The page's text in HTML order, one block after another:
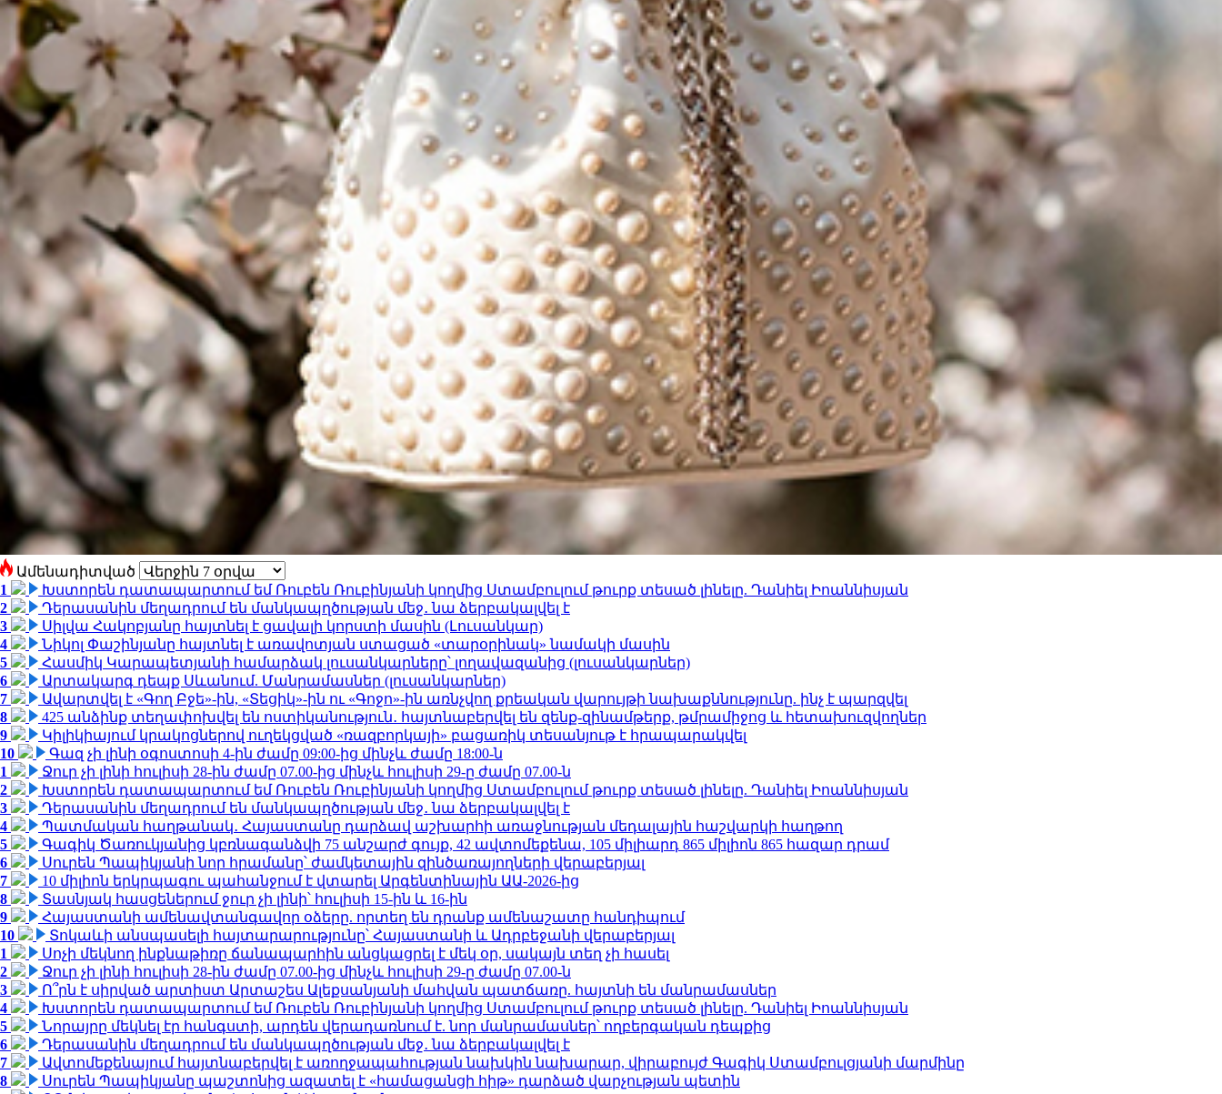
Ամենադիտված
1
Խստորեն դատապարտում եմ Ռուբեն Ռուբինյանի կողմից Ստամբուլում թուրք տեսած լինելը. Դանիել Իոաննիսյան
2
Դերասանին մեղադրում են մանկապղծության մեջ․ նա ձերբակալվել է
3
Սիլվա Հակոբյանը հայտնել է ցավալի կորստի մասին (Լուսանկար)
4
Նիկոլ Փաշինյանը հայտնել է առավոտյան ստացած «տարօրինակ» նամակի մասին
5
Հասմիկ Կարապետյանի համարձակ լուսանկարները՝ լողավազանից (լուսանկարներ)
6
Արտակարգ դեպք Սևանում. Մանրամասներ (լուսանկարներ)
7
Ավարտվել է «Գող Բջե»-ին, «Տեցիկ»-ին ու «Գոջո»-ին առնչվող քրեական վարույթի նախաքննությունը. ինչ է պարզվել
8
425 անձինք տեղափոխվել են ոստիկանություն․ հայտնաբերվել են զենք-զինամթերք, թմրամիջոց և հետախուզվողներ
9
Կիլիկիայում կրակոցներով ուղեկցված «ռազբորկայի» բացառիկ տեսանյութ է հրապարակվել
10
Գազ չի լինի օգոստոսի 4-ին ժամը 09:00-ից մինչև ժամը 18:00-ն
1
Ջուր չի լինի հուլիսի 28-ին ժամը 07.00-ից մինչև հուլիսի 29-ը ժամը 07.00-ն
2
Խստորեն դատապարտում եմ Ռուբեն Ռուբինյանի կողմից Ստամբուլում թուրք տեսած լինելը. Դանիել Իոաննիսյան
3
Դերասանին մեղադրում են մանկապղծության մեջ․ նա ձերբակալվել է
4
Պատմական հաղթանակ․ Հայաստանը դարձավ աշխարհի առաջնության մեդալային հաշվարկի հաղթող
5
Գագիկ Ծառուկյանից կբռնագանձվի 75 անշարժ գույք, 42 ավտոմեքենա, 105 միլիարդ 865 միլիոն 865 հազար դրամ
6
Սուրեն Պապիկյանի նոր հրամանը՝ ժամկետային զինծառայողների վերաբերյալ
7
10 միլիոն երկրպագու պահանջում է վտարել Արգենտինային ԱԱ-2026-ից
8
Տասնյակ հասցեներում ջուր չի լինի՝ հուլիսի 15-ին և 16-ին
9
Հայաստանի ամենավտանգավոր օձերը. որտեղ են դրանք ամենաշատը հանդիպում
10
Տոկաևի անսպասելի հայտարարությունը՝ Հայաստանի և Ադրբեջանի վերաբերյալ
1
Սոչի մեկնող ինքնաթիռը ճանապարհին անցկացրել է մեկ օր, սակայն տեղ չի հասել
2
Ջուր չի լինի հուլիսի 28-ին ժամը 07.00-ից մինչև հուլիսի 29-ը ժամը 07.00-ն
3
Ո՞րն է սիրված արտիստ Արտաշես Ալեքսանյանի մահվան պատճառը. հայտնի են մանրամասներ
4
Խստորեն դատապարտում եմ Ռուբեն Ռուբինյանի կողմից Ստամբուլում թուրք տեսած լինելը. Դանիել Իոաննիսյան
5
Նորայրը մեկնել էր հանգստի, արդեն վերադառնում է. նոր մանրամասներ՝ ողբերգական դեպքից
6
Դերասանին մեղադրում են մանկապղծության մեջ․ նա ձերբակալվել է
7
Ավտոմեքենայում հայտնաբերվել է առողջապահության նախկին նախարար, վիրաբույժ Գագիկ Ստամբուլցյանի մարմինը
8
Սուրեն Պապիկյանը պաշտոնից ազատել է «համացանցի հիթ» դարձած վարչության պետին